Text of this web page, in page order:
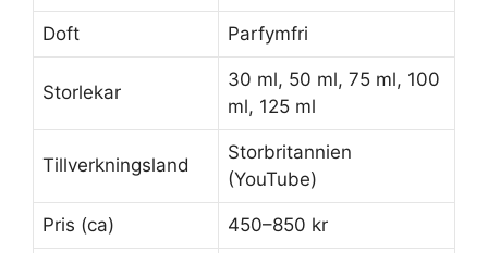
Doft Parfymfri
Storlekar
30 ml, 50 ml, 75 ml, 100
ml, 125 ml
Tillverkningsland
Storbritannien
(YouTube)
Pris (ca) 450–850 kr